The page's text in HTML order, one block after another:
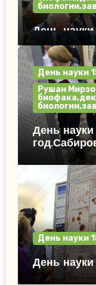
День науки
День науки
Рушан
День науки
День науки
День науки